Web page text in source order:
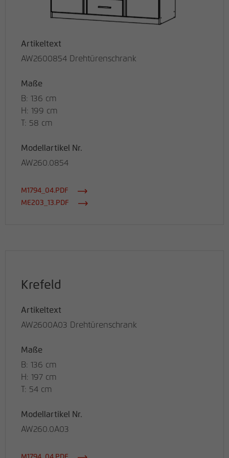
Artikeltext
AW2600854 Drehtürenschrank
Maße
B: 136 cm
H: 199 cm
T: 58 cm
Modellartikel Nr.
AW260.0854
M1794_04.PDF
ME203_13.PDF
Krefeld
Artikeltext
AW2600A03 Drehtürenschrank
Maße
B: 136 cm
H: 197 cm
T: 54 cm
Modellartikel Nr.
AW260.0A03